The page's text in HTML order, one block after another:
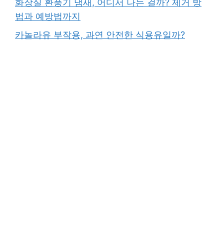
화장실 환풍기 냄새, 어디서 나는 걸까? 제거 방
법과 예방법까지
카놀라유 부작용, 과연 안전한 식용유일까?